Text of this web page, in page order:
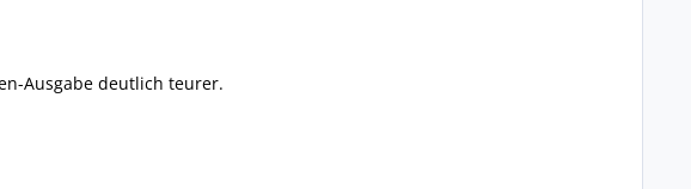
Ausgabe deutlich teurer.